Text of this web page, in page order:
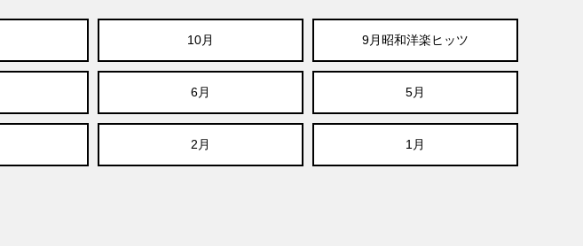
10月 9月昭和洋楽ヒッツ
6月 5月
2月 1月